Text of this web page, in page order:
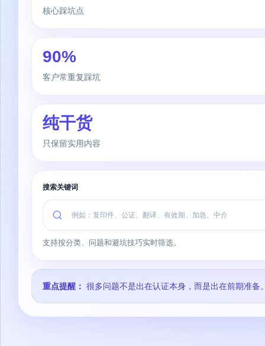
核心踩坑点
90%
客户常重复踩坑
纯干货
只保留实用内容
搜索关键词
支持按分类、问题和避坑技巧实时筛选。
重点提醒： 很多问题不是出在认证本身，而是出在前期准